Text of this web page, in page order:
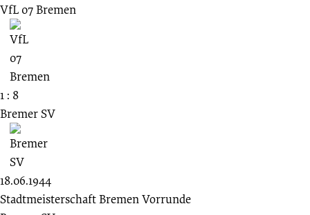
VfL 07 Bremen
1 : 8
Bremer SV
18.06.1944
Stadtmeisterschaft Bremen Vorrunde